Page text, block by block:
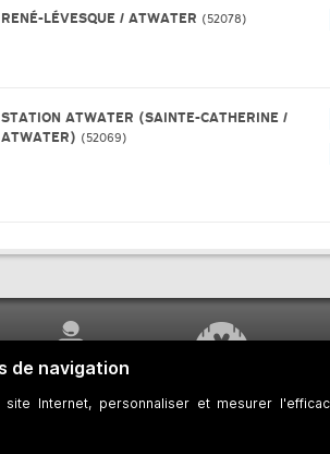
RENÉ-LÉVESQUE / ATWATER 52078
STATION ATWATER (SAINTE-CATHERINE /
ATWATER)
52069
CLIENTÈLE